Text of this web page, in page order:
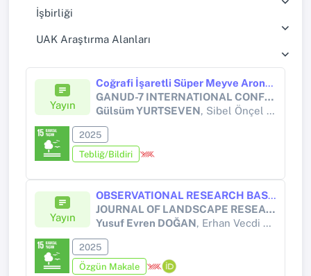
İşbirliği
UAK Araştırma Alanları
Yayın
Coğrafi İşaretli Süper Meyve Aronya: Tercih Nedenleri ve Alternatif Kullanım Alanları Üzerine Bir Araştırma-GEOGRAPHICALLY INDICATED SUPER FRUIT ARONIA: A STUDY ON REASONS FOR PREFERENCE AND ALTERNATIVE USES
GANUD-7 INTERNATIONAL CONFERENCE ON GASTRONOMY, NUTRITION AND DIETETICS
Gülsüm YURTSEVEN, Sibel Önçel GÜLER
2025
Tebliğ/Bildiri
Yayın
OBSERVATIONAL RESEARCH BASED ON SOCIAL MESSAGING DATA TOWARDS QUALITY CLASSIFICATION IN LANDSCAPE PLANTS
JOURNAL OF LANDSCAPE RESEARCH AND PRACTICES
Yusuf Evren DOĞAN, Erhan Vecdi KÜÇÜKERBAŞ
2025
Özgün Makale